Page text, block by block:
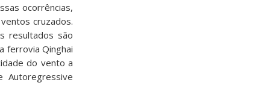
ocorrências,
cruzados.
resultados são
ferrovia Qinghai
do vento a
Autoregressive